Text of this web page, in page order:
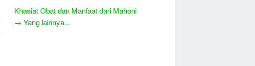
Khasiat Obat dan Manfaat dari Mahoni
→ Yang lainnya...